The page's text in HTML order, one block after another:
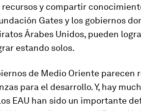
y compartir
Gates y los gobiernos
Árabes Unidos, pueden
estando solos.
de Medio Oriente parecen
para el desarrollo. Y, hay
EAU han sido un importante